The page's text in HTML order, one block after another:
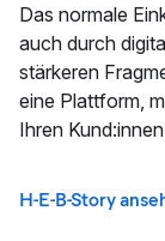
Das normale
auch durch
stärkeren
eine Plattform,
Ihren
H-E-B-Story